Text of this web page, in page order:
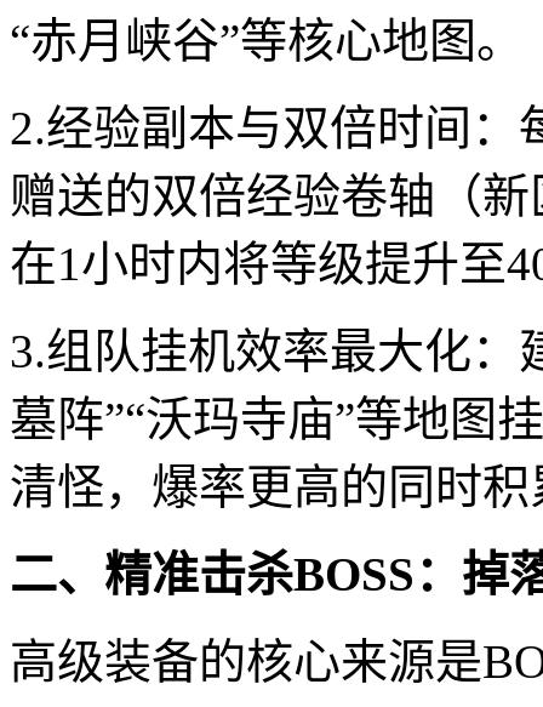
“赤月峡谷”等核心地图。
2.经验副本与双倍时间：
赠送的双倍经验卷轴（
在1小时内将等级提升至
3.组队挂机效率最大化：
墓阵”“沃玛寺庙”等地图
清怪，爆率更高的同时
二、精准击杀BOSS：掉
高级装备的核心来源是